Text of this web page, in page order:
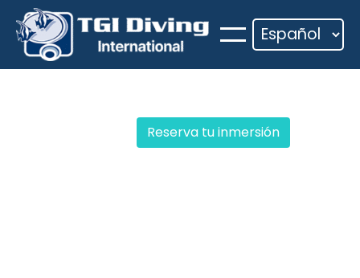
Saltar
contenido
Reserva tu inmersión